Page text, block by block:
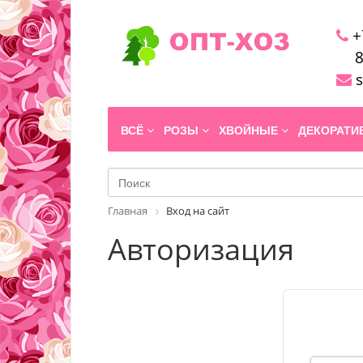
ВСЁ РОЗЫ ХВОЙНЫЕ
Главная Вход на сайт
Авторизация